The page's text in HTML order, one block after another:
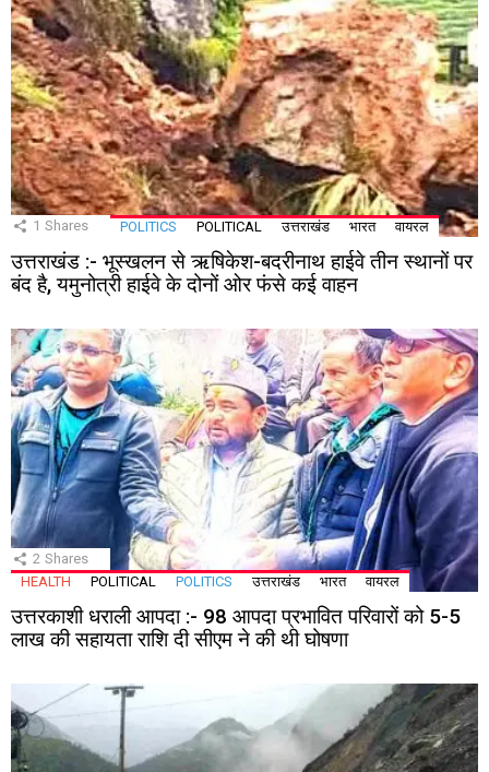
1 Shares POLITICS POLITICAL उत्तराखंड भारत वायरल
उत्तराखंड :- भूस्खलन से ऋषिकेश-बदरीनाथ हाईवे तीन स्थानों पर
बंद है, यमुनोत्री हाईवे के दोनों ओर फंसे कई वाहन
2 Shares
HEALTH
POLITICAL POLITICS उत्तराखंड भारत वायरल
उत्तरकाशी धराली आपदा :- 98 आपदा प्रभावित परिवारों को 5-5
लाख की सहायता राशि दी सीएम ने की थी घोषणा